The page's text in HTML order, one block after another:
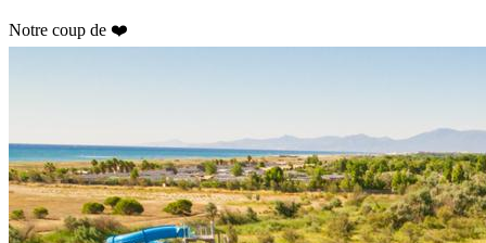
Notre coup de ❤️